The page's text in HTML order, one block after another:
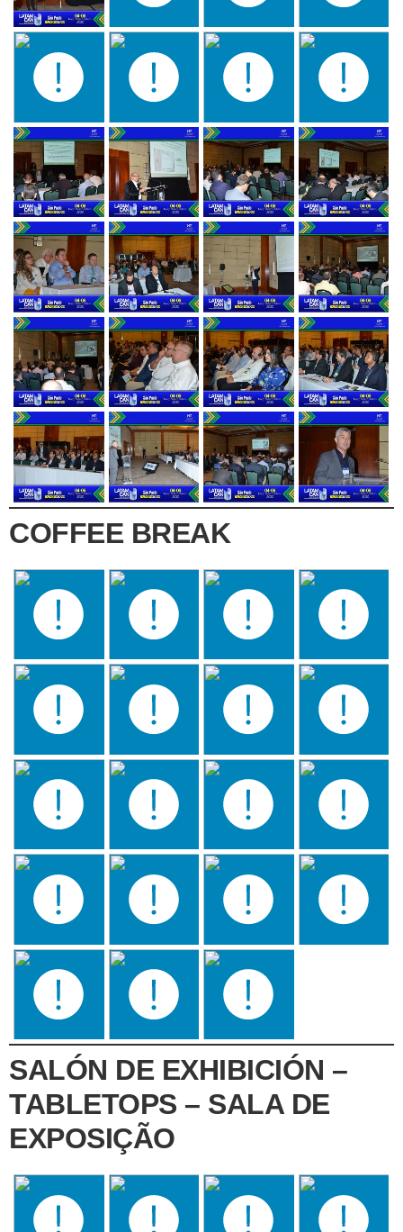
COFFEE BREAK
SALÓN DE EXHIBICIÓN –
TABLETOPS – SALA DE
EXPOSIÇÃO